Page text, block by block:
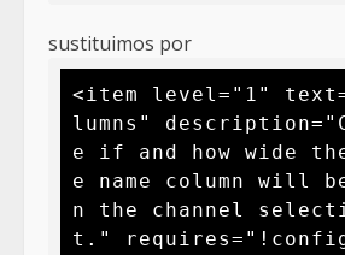
sustituimos por
<item level="1"
lumns"
e if and how wide
e name column will
n the channel
t."